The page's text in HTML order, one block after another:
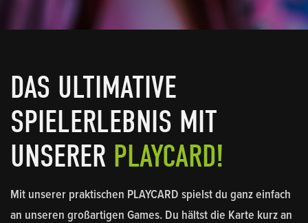
DAS ULTIMATIVE
SPIELERLEBNIS MIT
UNSERER PLAYCARD!
Mit unserer praktischen PLAYCARD spielst du ganz einfach
an unseren großartigen Games. Du hältst die Karte kurz an